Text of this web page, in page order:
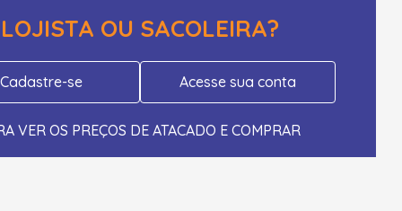
LOJISTA OU SACOLEIRA?
Cadastre-se Acesse sua conta
VER OS PREÇOS DE ATACADO E COMPRAR